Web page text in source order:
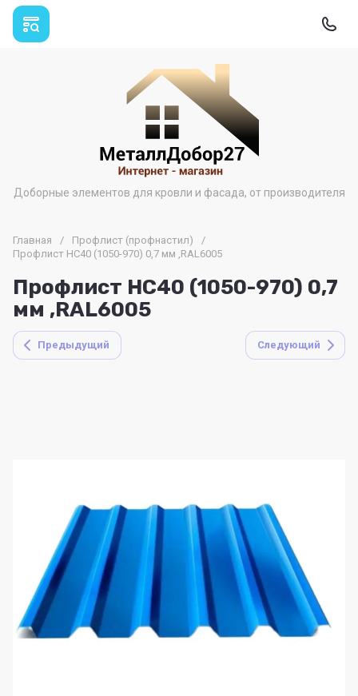
Доборные элементов для кровли и фасада, от производителя
Главная / Профлист (профнастил)
/
Профлист НС40 (1050-970) 0,7 мм ,RAL6005
Профлист НС40 (1050-970) 0,7
мм ,RAL6005
Предыдущий Следующий